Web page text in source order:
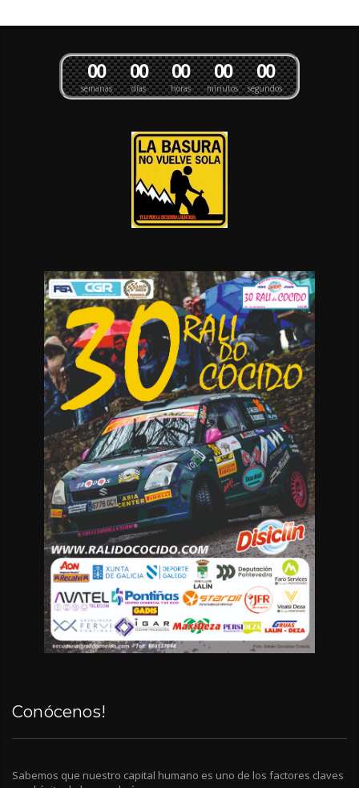
semanas
00
días
00
horas
00
minutos
00
segundos
00
Conócenos!
Sabemos que nuestro capital humano es uno de los factores claves